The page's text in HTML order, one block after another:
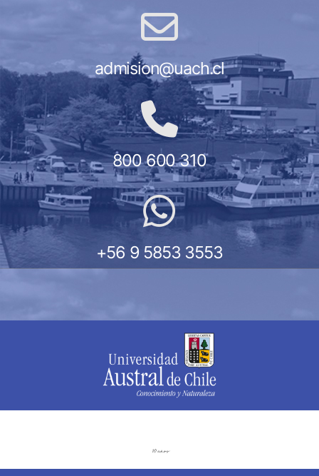
admision@uach.cl
800 600 310
+56 9 5853 3553